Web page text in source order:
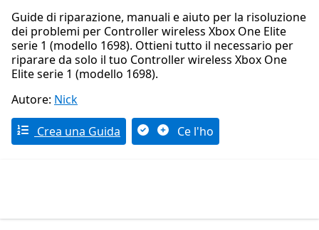
Guide di riparazione, manuali e aiuto per la risoluzione
dei problemi per Controller wireless Xbox One Elite
serie 1 (modello 1698). Ottieni tutto il necessario per
riparare da solo il tuo Controller wireless Xbox One
Elite serie 1 (modello 1698).
Autore: Nick
Crea una Guida Ce l'ho